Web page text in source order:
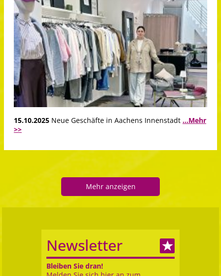
15.10.2025 Neue Geschäfte in Aachens Innenstadt ...Mehr
>>
Mehr anzeigen
Newsletter
Bleiben Sie dran!